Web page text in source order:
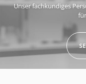
Unser fachkundiges